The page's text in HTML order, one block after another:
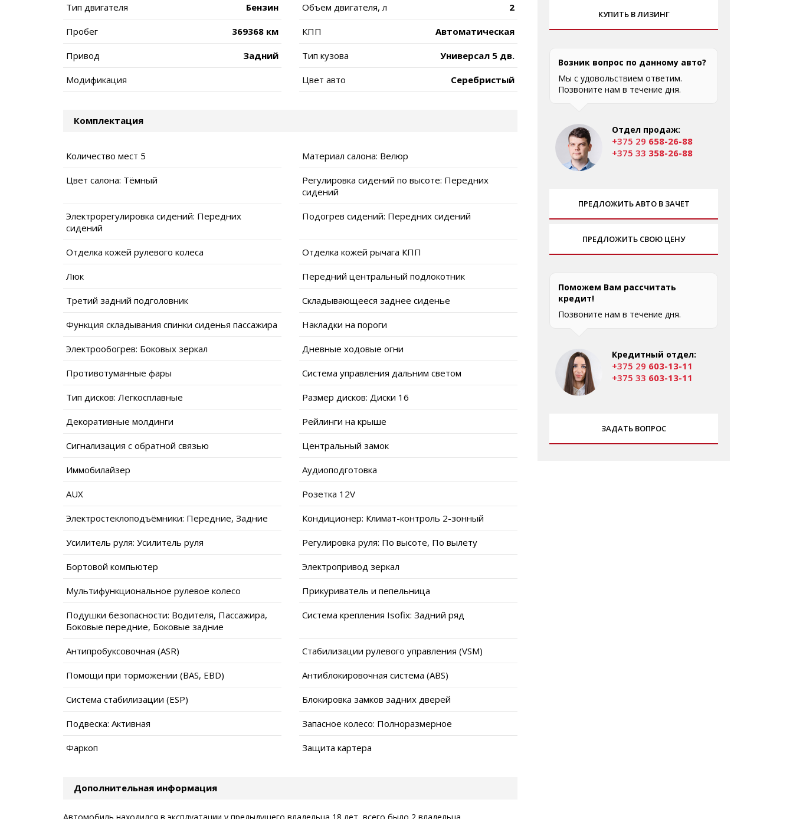
Тип двигателя Бензин Объем двигателя, л 2
Пробег 369368 км КПП Автоматическая
Привод Задний Тип кузова Универсал 5 дв.
Модификация Цвет авто Серебристый
Комплектация
Количество мест 5 Материал салона: Велюр
Цвет салона: Тёмный
Регулировка сидений по высоте: Передних
сидений
Электрорегулировка сидений: Передних
сидений
Подогрев сидений: Передних сидений
Отделка кожей рулевого колеса Отделка кожей рычага КПП
Люк Передний центральный подлокотник
Третий задний подголовник Складывающееся заднее сиденье
Функция складывания спинки сиденья пассажира Накладки на пороги
Электрообогрев: Боковых зеркал Дневные ходовые огни
Противотуманные фары Система управления дальним светом
Тип дисков: Легкосплавные Размер дисков: Диски 16
Декоративные молдинги Рейлинги на крыше
Сигнализация с обратной связью Центральный замок
Иммобилайзер Аудиоподготовка
AUX Розетка 12V
Электростеклоподъёмники: Передние, Задние Кондиционер: Климат-контроль 2-зонный
Усилитель руля: Усилитель руля Регулировка руля: По высоте, По вылету
Бортовой компьютер Электропривод зеркал
Мультифункциональное рулевое колесо Прикуриватель и пепельница
Подушки безопасности: Водителя, Пассажира,
Боковые передние, Боковые задние
Система крепления Isofix: Задний ряд
Антипробуксовочная (ASR) Стабилизации рулевого управления (VSM)
Помощи при торможении (BAS, EBD) Антиблокировочная система (ABS)
Система стабилизации (ESP) Блокировка замков задних дверей
Подвеска: Активная Запасное колесо: Полноразмерное
Фаркоп Защита картера
Дополнительная информация
Автомобиль находился в эксплуатации у предыдущего владельца 18 лет, всего было 2 владельца.
КУПИТЬ В ЛИЗИНГ
Возник вопрос по данному авто?
Мы с удовольствием ответим.
Позвоните нам в течение дня.
Отдел продаж:
+375 29 658-26-88
+375 33 358-26-88
ПРЕДЛОЖИТЬ АВТО В ЗАЧЕТ
ПРЕДЛОЖИТЬ СВОЮ ЦЕНУ
Поможем Вам рассчитать
кредит!
Позвоните нам в течение дня.
Кредитный отдел:
+375 29 603-13-11
+375 33 603-13-11
ЗАДАТЬ ВОПРОС